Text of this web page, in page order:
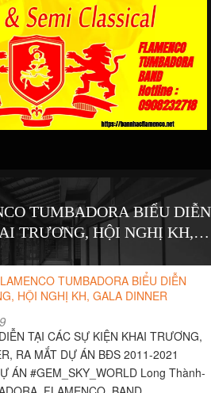
TUMBADORA BIỂU DIỄN
TRƯƠNG, HỘI NGHỊ KH,
DINNER
TUMBADORA BIỂU DIỄN
HỘI NGHỊ KH, GALA DINNER
TẠI CÁC SỰ KIỆN KHAI TRƯƠNG,
RA MẮT DỰ ÁN BĐS 2011-2021
ÁN #GEM_SKY_WORLD Long Thành-